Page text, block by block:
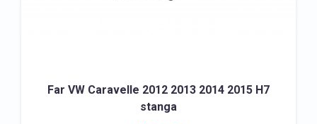
Far VW Caravelle 2012 2013 2014 2015 H7
stanga